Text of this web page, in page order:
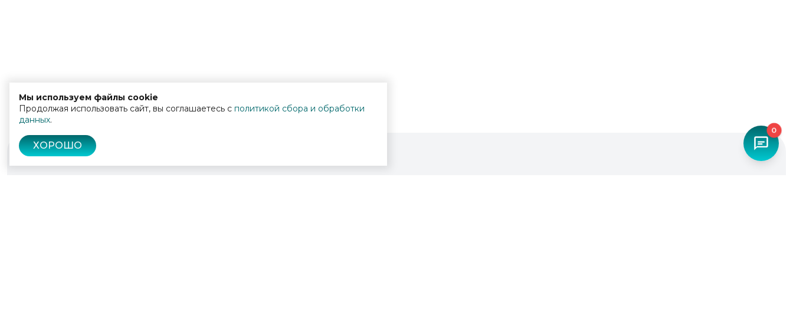
Мы используем файлы cookie
Продолжая использовать сайт, вы соглашаетесь с политикой сбора и обработки
данных.
ХОРОШО
0